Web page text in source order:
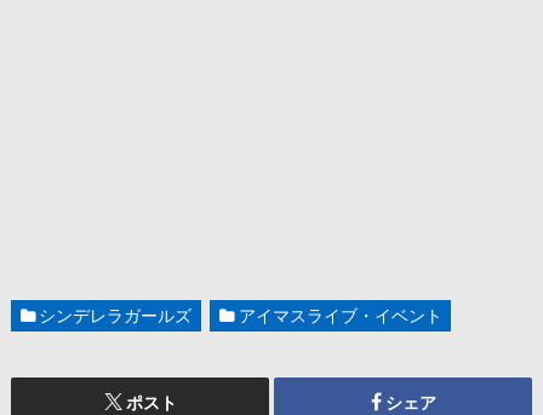
シンデレラガールズ アイマスライブ・イベント
ポスト シェア